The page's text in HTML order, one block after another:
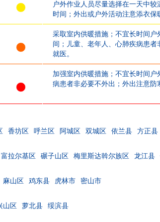
户外作业人员尽量选择在一天中
时间；外出或户外活动注意添衣保
采取室内供暖措施；不宜长时间
间；儿童、老年人、心肺疾病患
就医。
加强室内供暖措施；不宜长时间
病患者非必要不外出；外出注意防
香坊区 呼兰区 阿城区 双城区 依兰县 方正县
富拉尔基区 碾子山区 梅里斯达斡尔族区 龙江县
麻山区 鸡东县 虎林市 密山市
山区 萝北县 绥滨县